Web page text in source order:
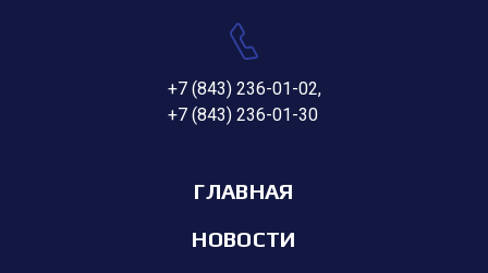
+7 (843) 236-01-02,
+7 (843) 236-01-30
ГЛАВНАЯ
НОВОСТИ